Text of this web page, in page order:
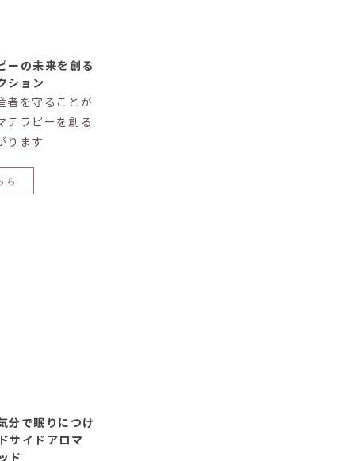
ーの未来を創る
ション
者を守ることが
テラピーを創る
ります
ら
分で眠りにつけ
サイドアロマ
ド